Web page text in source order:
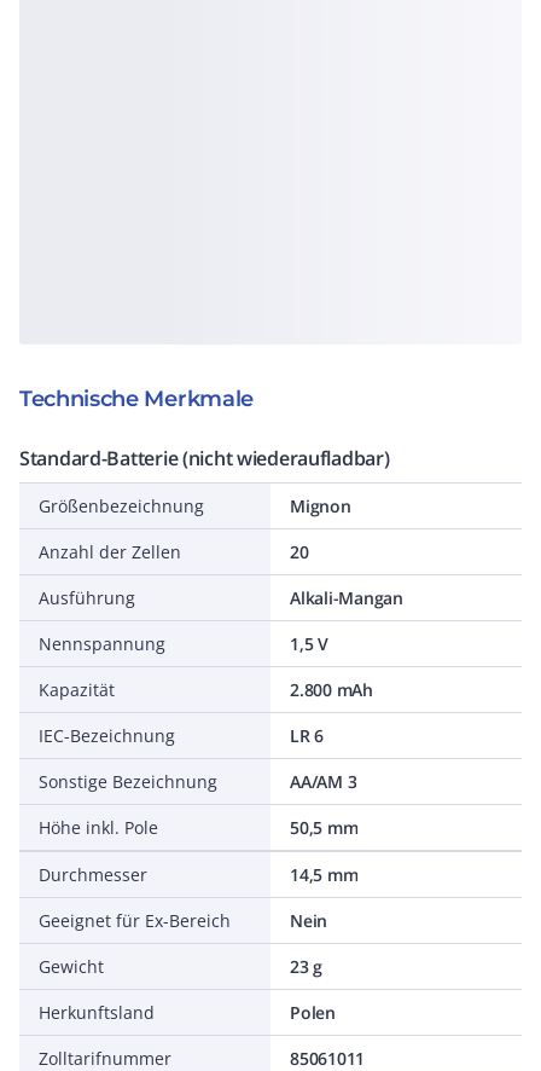
Technische Merkmale
Standard-Batterie (nicht wiederaufladbar)
Größenbezeichnung
Mignon
Anzahl der Zellen
20
Ausführung
Alkali-Mangan
Nennspannung
1,5 V
Kapazität
2.800 mAh
IEC-Bezeichnung
LR 6
Sonstige Bezeichnung
AA/AM 3
Höhe inkl. Pole
50,5 mm
Durchmesser
14,5 mm
Geeignet für Ex-Bereich
Nein
Gewicht
23 g
Herkunftsland
Polen
Zolltarifnummer
85061011